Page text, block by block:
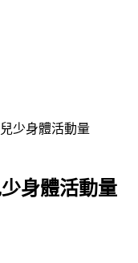
少身體活動量
身體活動量